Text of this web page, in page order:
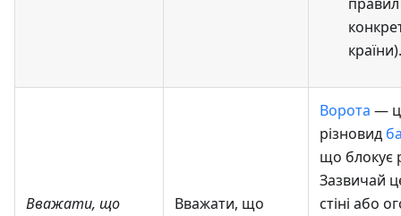
правил
країни).
Вважати, що
Вважати, що
Ворота —
різновид
що блокує
Зазвичай
стіні або